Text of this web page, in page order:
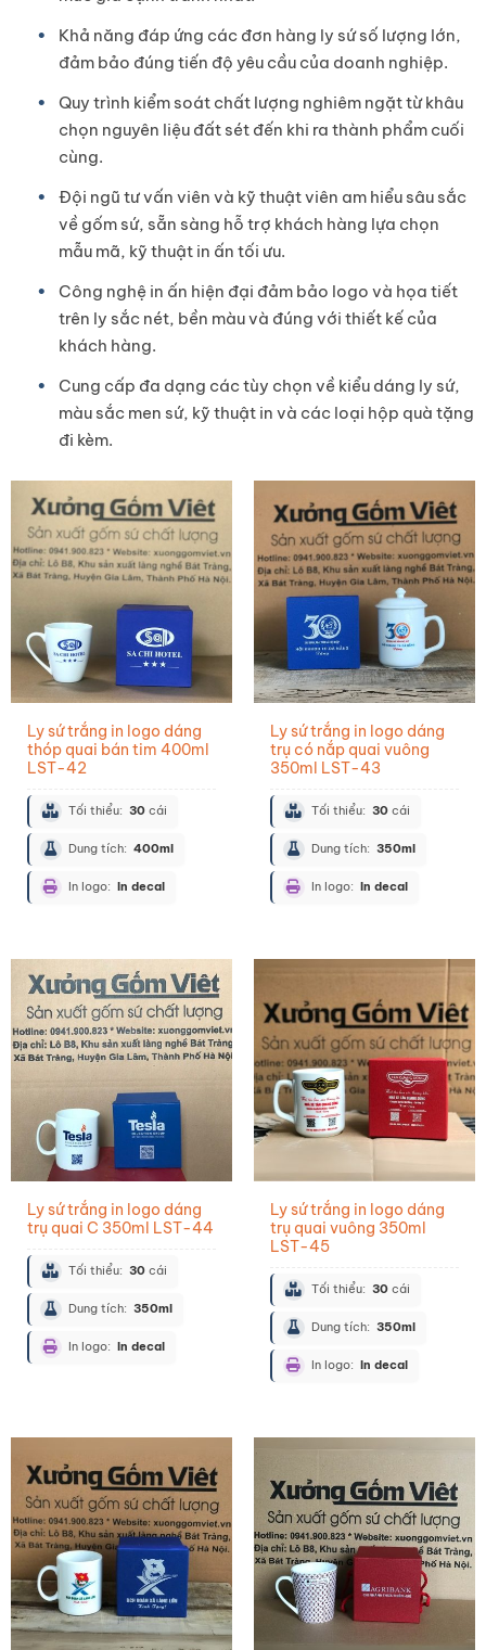
Khả năng đáp ứng các đơn hàng ly sứ số lượng lớn,
đảm bảo đúng tiến độ yêu cầu của doanh nghiệp.
Quy trình kiểm soát chất lượng nghiêm ngặt từ khâu
chọn nguyên liệu đất sét đến khi ra thành phẩm cuối
cùng.
Đội ngũ tư vấn viên và kỹ thuật viên am hiểu sâu sắc
về gốm sứ, sẵn sàng hỗ trợ khách hàng lựa chọn
mẫu mã, kỹ thuật in ấn tối ưu.
Công nghệ in ấn hiện đại đảm bảo logo và họa tiết
trên ly sắc nét, bền màu và đúng với thiết kế của
khách hàng.
Cung cấp đa dạng các tùy chọn về kiểu dáng ly sứ,
màu sắc men sứ, kỹ thuật in và các loại hộp quà tặng
đi kèm.
Ly sứ trắng in logo dáng
thóp quai bán tim 400ml
LST-42
Tối thiểu: 30cái
Dung tích: 400ml
In logo: In decal
Ly sứ trắng in logo dáng
trụ có nắp quai vuông
350ml LST-43
Tối thiểu: 30cái
Dung tích: 350ml
In logo: In decal
Ly sứ trắng in logo dáng
trụ quai C 350ml LST-44
Tối thiểu: 30cái
Dung tích: 350ml
In logo: In decal
Ly sứ trắng in logo dáng
trụ quai vuông 350ml
LST-45
Tối thiểu: 30cái
Dung tích: 350ml
In logo: In decal